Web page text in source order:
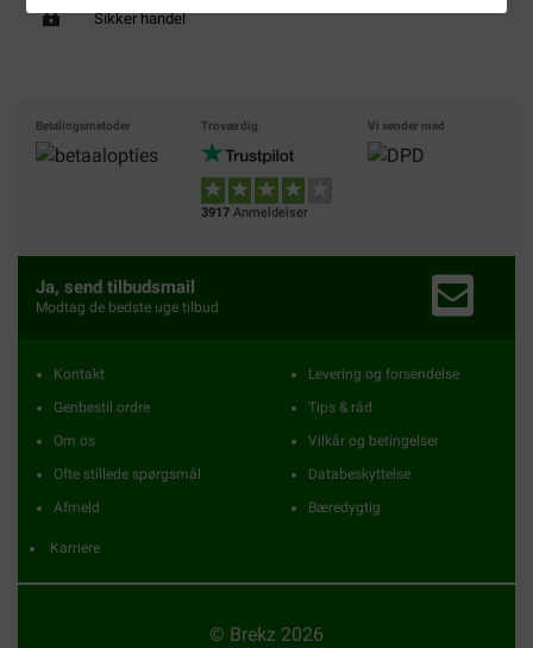
Sikker handel
Betalingsmetoder Troværdig
3917 Anmeldelser
Vi sender med
Ja, send tilbudsmail
Modtag de bedste uge tilbud
Kontakt
Genbestil ordre
Om os
Ofte stillede spørgsmål
Afmeld
Karriere
Levering og forsendelse
Tips & råd
Vilkår og betingelser
Databeskyttelse
Bæredygtig
© Brekz 2026